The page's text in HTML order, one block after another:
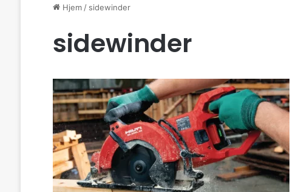
Hjem / sidewinder
sidewinder